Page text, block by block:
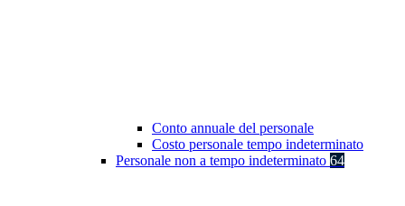
Conto annuale del personale
Costo personale tempo indeterminato
Personale non a tempo indeterminato 64